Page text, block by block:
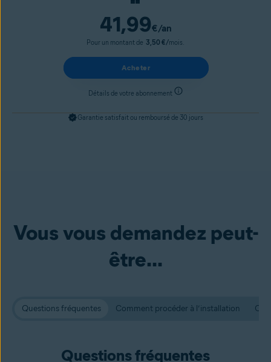
41,99€/an
Pour un montant de 3,50 €/mois.
Acheter
Détails de votre abonnement
Garantie satisfait ou remboursé de 30 jours
Vous vous demandez peut-
être...
Questions fréquentes Comment procéder à l’installation
Questions fréquentes